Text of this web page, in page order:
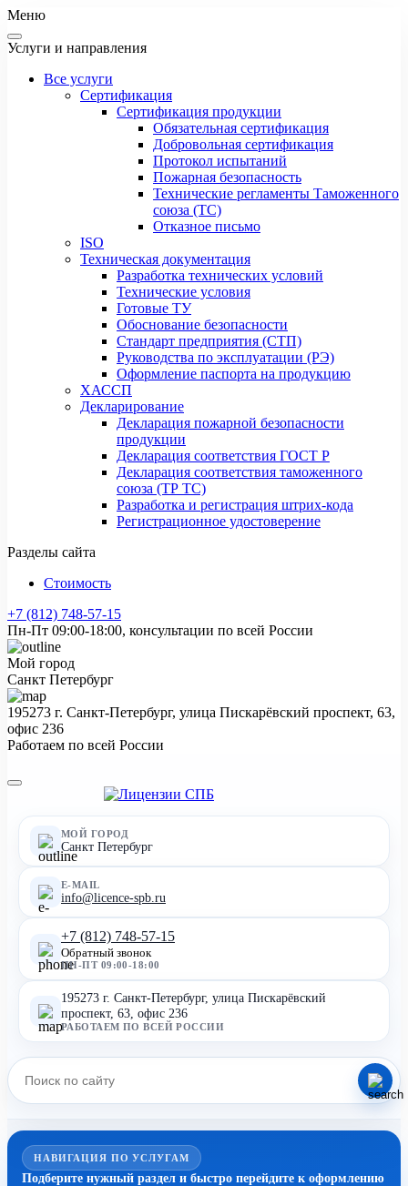
Меню
Услуги и направления
Все услуги
Сертификация
Сертификация продукции
Обязательная сертификация
Добровольная сертификация
Протокол испытаний
Пожарная безопасность
Технические регламенты Таможенного
союза (ТС)
Отказное письмо
ISO
Техническая документация
Разработка технических условий
Технические условия
Готовые ТУ
Обоснование безопасности
Стандарт предприятия (СТП)
Руководства по эксплуатации (РЭ)
Оформление паспорта на продукцию
ХАССП
Декларирование
Декларация пожарной безопасности
продукции
Декларация соответствия ГОСТ Р
Декларация соответствия таможенного
союза (ТР ТС)
Разработка и регистрация штрих-кода
Регистрационное удостоверение
Разделы сайта
Стоимость
+7 (812) 748-57-15
Пн-Пт 09:00-18:00, консультации по всей России
Мой город
Санкт Петербург
195273 г. Санкт-Петербург, улица Пискарёвский проспект, 63,
офис 236
Работаем по всей России
МОЙ ГОРОД
Санкт Петербург
E-MAIL
info@licence-spb.ru
+7 (812) 748-57-15
Обратный звонок
ПН-ПТ 09:00-18:00
195273 г. Санкт-Петербург, улица Пискарёвский
проспект, 63, офис 236
РАБОТАЕМ ПО ВСЕЙ РОССИИ
НАВИГАЦИЯ ПО УСЛУГАМ
Подберите нужный раздел и быстро перейдите к оформлению